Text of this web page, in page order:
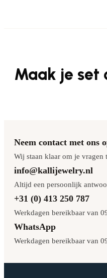
Maak je set
Neem contact met ons
Wij staan klaar om je vragen
info@kallijewelry.nl
Altijd een persoonlijk
+31 (0) 413 250 787
Werkdagen bereikbaar van
WhatsApp
Werkdagen bereikbaar van